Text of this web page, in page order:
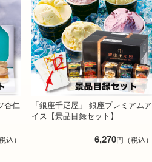
杏仁
込）
「銀座千疋屋」 銀座プレミアムア
イス【景品目録セット】
6,270円（税込）